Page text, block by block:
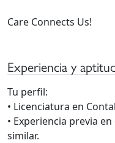
Care Connects Us!
Experiencia y
Tu perfil:
• Licenciatura en
• Experiencia previa
similar.